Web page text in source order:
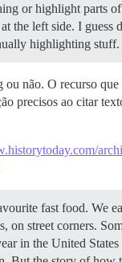
or highlight parts
the left side. I guess
highlighting
ou não. O recurso
precisos ao citar
fast food. We
on street corners.
in the United